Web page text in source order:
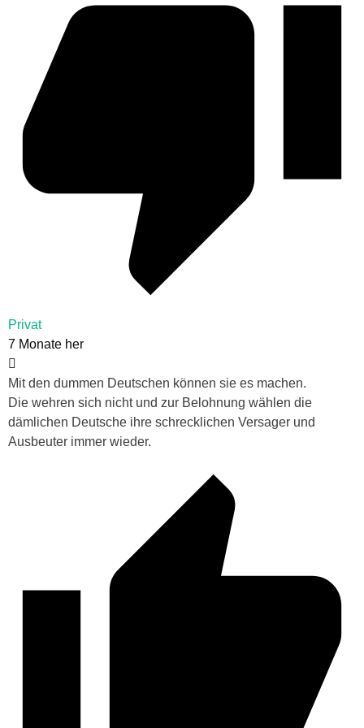
Privat
7 Monate her
Mit den dummen Deutschen können sie es machen.
Die wehren sich nicht und zur Belohnung wählen die
dämlichen Deutsche ihre schrecklichen Versager und
Ausbeuter immer wieder.